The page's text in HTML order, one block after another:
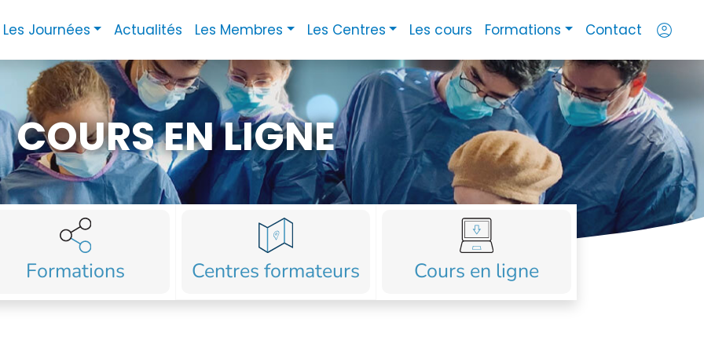
Les Journées Actualités Les Membres Les Centres Les cours Formations Contact account_circle
COURS EN LIGNE
Formations Centres formateurs Cours en ligne